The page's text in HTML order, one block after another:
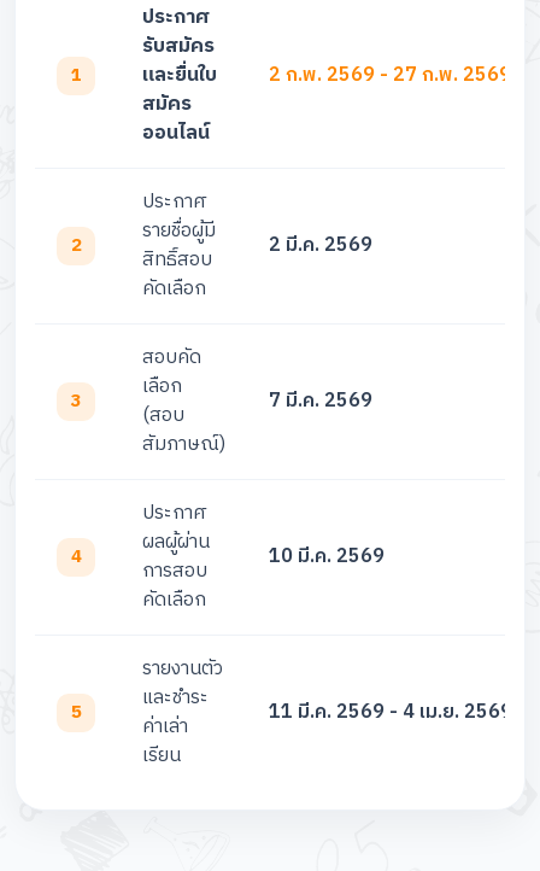
1
ประกาศ
รับสมัคร
และยื่นใบ
สมัคร
ออนไลน์
2 ก.พ. 2569 - 27 ก.พ. 2569
2
ประกาศ
รายชื่อผู้มี
สิทธิ์สอบ
คัดเลือก
2 มี.ค. 2569
3
สอบคัด
เลือก
(สอบ
สัมภาษณ์)
7 มี.ค. 2569
4
ประกาศ
ผลผู้ผ่าน
การสอบ
คัดเลือก
10 มี.ค. 2569
5
รายงานตัว
และชำระ
ค่าเล่า
เรียน
11 มี.ค. 2569 - 4 เม.ย. 2569